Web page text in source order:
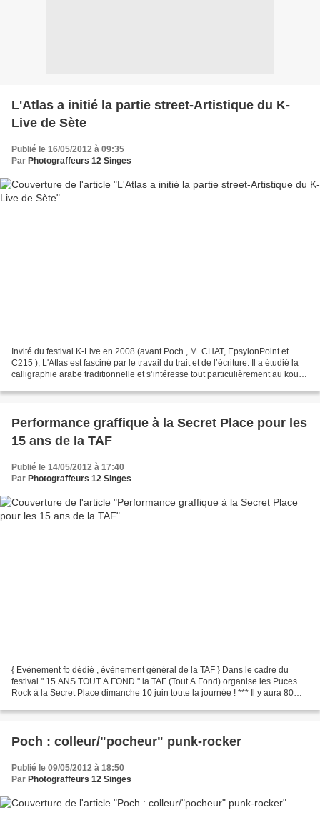
L'Atlas a initié la partie street-Artistique du K-
Live de Sète
Publié le 16/05/2012 à 09:35
Par Photograffeurs 12 Singes
Invité du festival K-Live en 2008 (avant Poch , M. CHAT, EpsylonPoint et
C215 ), L'Atlas est fasciné par le travail du trait et de l’écriture. Il a étudié la
calligraphie arabe traditionnelle et s’intéresse tout particulièrement au koufi,
Performance graffique à la Secret Place pour les
15 ans de la TAF
Publié le 14/05/2012 à 17:40
Par Photograffeurs 12 Singes
{ Evènement fb dédié , évènement général de la TAF } Dans le cadre du
festival " 15 ANS TOUT A FOND " la TAF (Tout A Fond) organise les Puces
Rock à la Secret Place dimanche 10 juin toute la journée ! *** Il y aura 80
Poch : colleur/"pocheur" punk-rocker
Publié le 09/05/2012 à 18:50
Par Photograffeurs 12 Singes